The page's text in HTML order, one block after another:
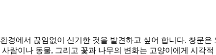
경에서 끊임없이 신기한 것을 발견하고 싶어 합니다. 창문은
람이나 동물, 그리고 꽃과 나무의 변화는 고양이에게 시각적